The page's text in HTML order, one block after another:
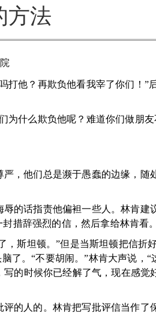
方法
他？再欺负他看我宰了你们！”
什么欺负他呢？难道你们做朋友
，他们总是濒于愚蠢的边缘，随
的话指责他偏袒一些人。林肯建
措辞强烈的信，然后拿给林肯看。
斯坦顿。”但是当斯坦顿把信折
了。“不要胡闹。”林肯大声说，“
的时候你已经解了气，现在感觉
的人的。林肯把写批评信当作了